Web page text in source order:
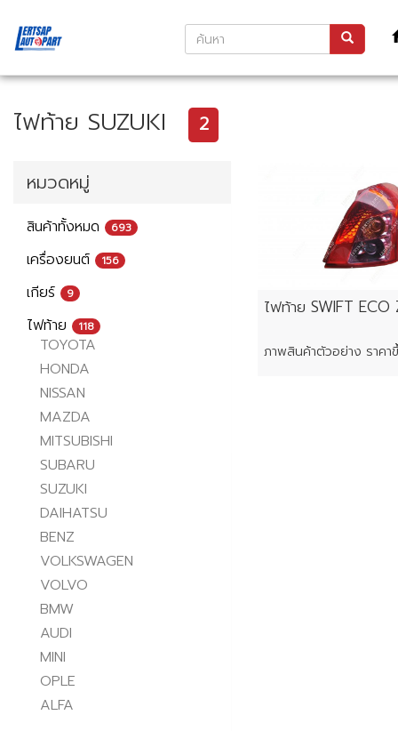
ไฟท้าย SUZUKI 2
หมวดหมู่
สินค้าทั้งหมด 693
เครื่องยนต์ 156
เกียร์ 9
ไฟท้าย 118
TOYOTA
HONDA
NISSAN
MAZDA
MITSUBISHI
SUBARU
SUZUKI
DAIHATSU
BENZ
VOLKSWAGEN
VOLVO
BMW
AUDI
MINI
OPLE
ALFA
ไฟท้าย SWIFT ECO